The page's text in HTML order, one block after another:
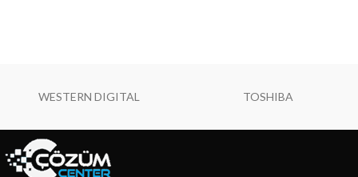
WESTERN DIGITAL TOSHIBA